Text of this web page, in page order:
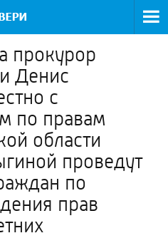
прокурор
Денис
с
по правам
области
проведут
по
прав